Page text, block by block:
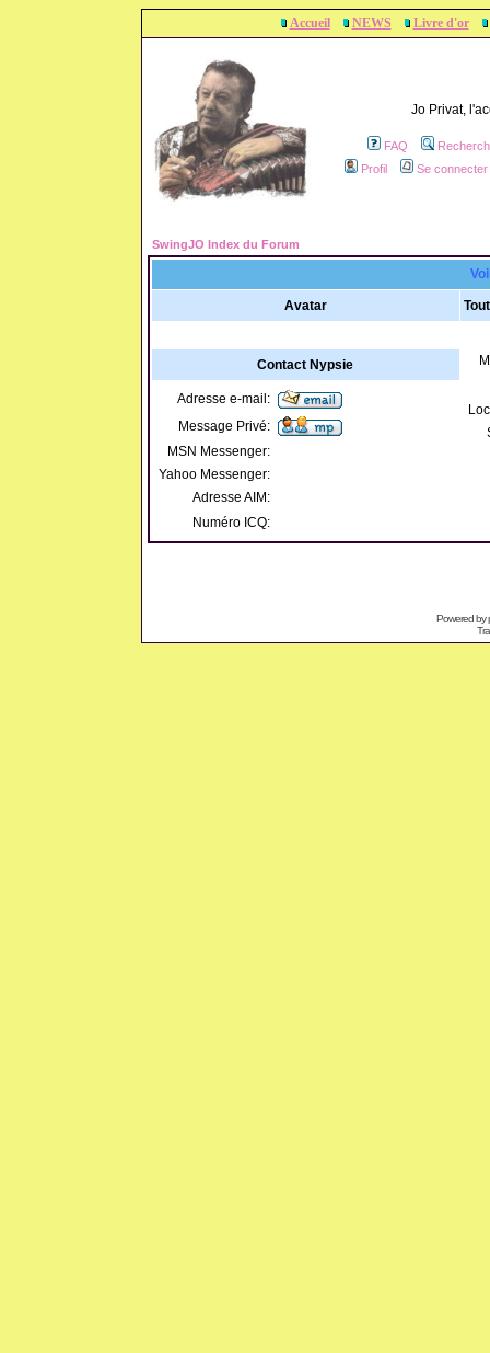
Accueil NEWS Livre d'or
Jo Privat,
FAQ
Profil
Se
SwingJO Index du Forum
Avatar
Contact Nypsie
Adresse e-mail:
Message Privé:
MSN Messenger:
Yahoo Messenger:
Adresse AIM:
Numéro ICQ:
Powered by